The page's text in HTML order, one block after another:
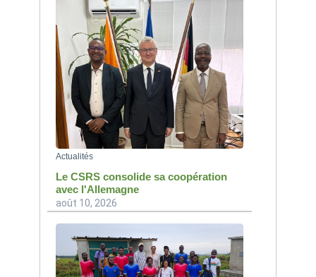
Actualités
Le CSRS consolide sa coopération
avec l'Allemagne
août 10, 2026